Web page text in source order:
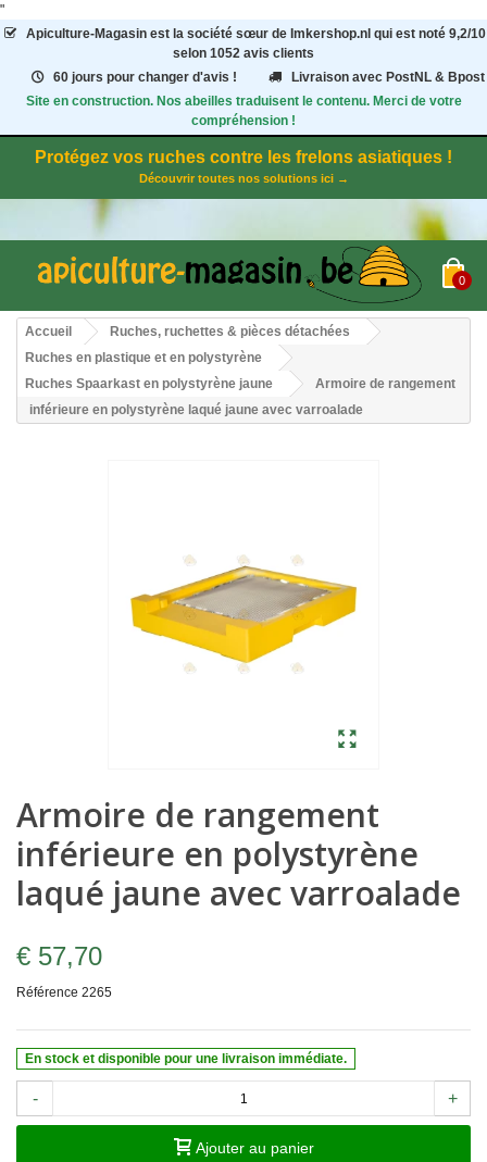
"
Apiculture-Magasinest la société sœur de Imkershop.nl qui est noté 9,2/10
selon 1052 avis clients
60 jours pour changer d'avis !
Livraison avec PostNL & Bpost
Site en construction. Nos abeilles traduisent le contenu. Merci de votre
compréhension !
Protégez vos ruches contre les frelons asiatiques !
Découvrir toutes nos solutions ici →
0
Accueil
Ruches, ruchettes & pièces détachées
Ruches en plastique et en polystyrène
Ruches Spaarkast en polystyrène jaune
Armoire de rangement
inférieure en polystyrène laqué jaune avec varroalade
Armoire de rangement
inférieure en polystyrène
laqué jaune avec varroalade
€ 57,70
Référence 2265
En stock et disponible pour une livraison immédiate.
- +
Ajouter au panier